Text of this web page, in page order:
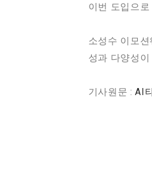
이번 도입으
소성수 이모
성과 다양성
기사원문 :AI